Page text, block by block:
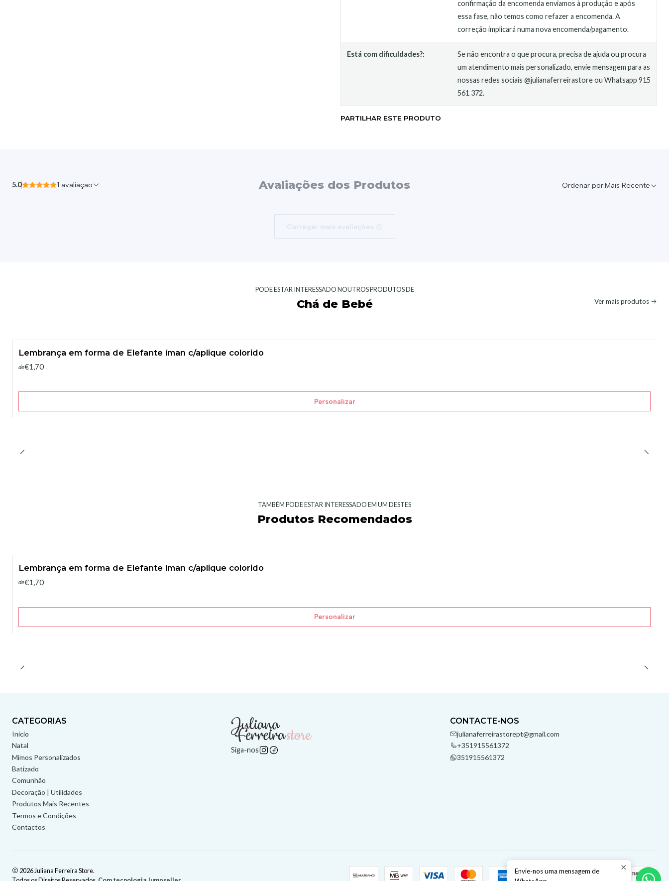
confirmação da encomenda enviamos à produção e após
essa fase, não temos como refazer a encomenda. A
correção implicará numa nova encomenda/pagamento.
Está com dificuldades?:
Se não encontra o que procura, precisa de ajuda ou procura
um atendimento mais personalizado, envie mensagem para as
nossas redes sociais @julianaferreirastore ou Whatsapp 915
561 372.
PARTILHAR ESTE PRODUTO
Avaliações dos Produtos
5.0 1 avaliação Ordenar por:Mais Recente
Carregar mais avaliações
PODE ESTAR INTERESSADO NOUTROS PRODUTOS DE
Chá de Bebé Ver mais produtos
Lembrança em forma de Elefante íman c/aplique colorido
de€1,70
Personalizar
TAMBÉM PODE ESTAR INTERESSADO EM UM DESTES
Produtos Recomendados
Lembrança em forma de Elefante íman c/aplique colorido
de€1,70
Personalizar
CATEGORIAS
Início
Natal
Mimos Personalizados
Batizado
Comunhão
Decoração | Utilidades
Produtos Mais Recentes
Termos e Condições
Contactos
Siga-nos
CONTACTE-NOS
julianaferreirastorept@gmail.com
+351915561372
351915561372
2026 Juliana Ferreira Store.
Envie-nos uma mensagem de